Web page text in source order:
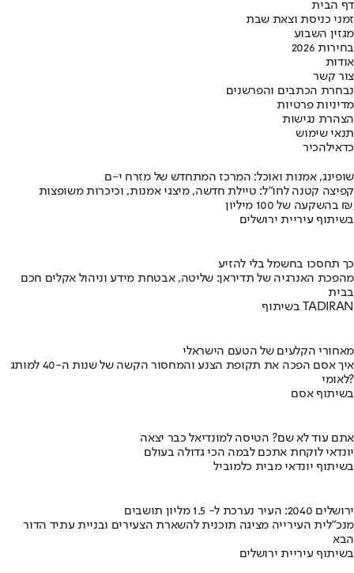
דף הבית
זמני כניסת וצאת שבת
מגזין השבוע
בחירות 2026
אודות
צור קשר
נבחרת הכתבים והפרשנים
מדיניות פרטיות
הצהרת נגישות
תנאי שימוש
כדאילהכיר
שופינג, אמנות ואוכל: המרכז המתחדש של מזרח י-ם
קפיצה קטנה לחו"ל: טיילת חדשה, מיצגי אמנות, וכיכרות משופצות
בהשקעה של 100 מיליון ₪
בשיתוף עיריית ירושלים
כך תחסכו בחשמל בלי להזיע
מהפכת האנרגיה של תדיראן: שליטה, אבטחת מידע וניהול אקלים חכם
בבית
בשיתוף TADIRAN
מאחורי הקלעים של הטעם הישראלי
איך אסם הפכה את תקופת הצנע והמחסור הקשה של שנות ה-40 למותג
לאומי?
בשיתוף אסם
אתם עוד לא שם? הטיסה למונדיאל כבר יצאה
יונדאי לוקחת אתכם לבמה הכי גדולה בעולם
בשיתוף יונדאי מבית כלמוביל
ירושלים 2040: העיר נערכת ל- 1.5 מליון תושבים
מנכ"לית העירייה מציגה תוכנית להשארת הצעירים ובניית עתיד הדור
הבא
בשיתוף עיריית ירושלים